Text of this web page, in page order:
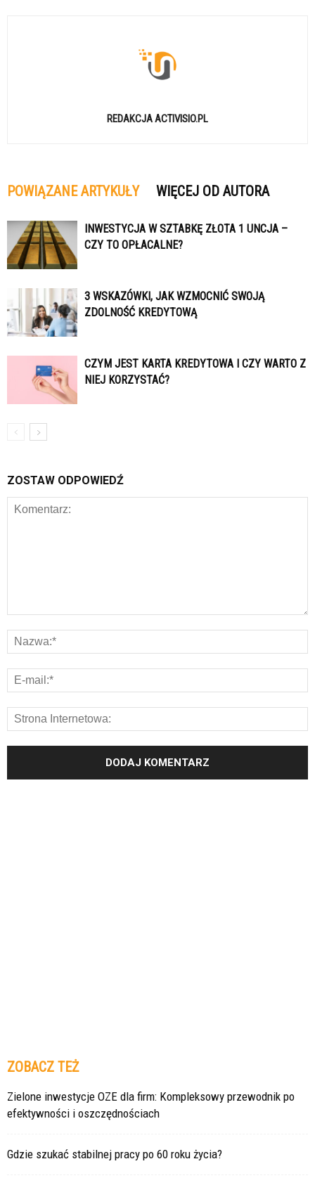
REDAKCJA ACTIVISIO.PL
POWIĄZANE ARTYKUŁY WIĘCEJ OD AUTORA
INWESTYCJA W SZTABKĘ ZŁOTA 1 UNCJA –
CZY TO OPŁACALNE?
3 WSKAZÓWKI, JAK WZMOCNIĆ SWOJĄ
ZDOLNOŚĆ KREDYTOWĄ
CZYM JEST KARTA KREDYTOWA I CZY WARTO Z
NIEJ KORZYSTAĆ?
ZOSTAW ODPOWIEDŹ
ZOBACZ TEŻ
Zielone inwestycje OZE dla firm: Kompleksowy przewodnik po
efektywności i oszczędnościach
Gdzie szukać stabilnej pracy po 60 roku życia?